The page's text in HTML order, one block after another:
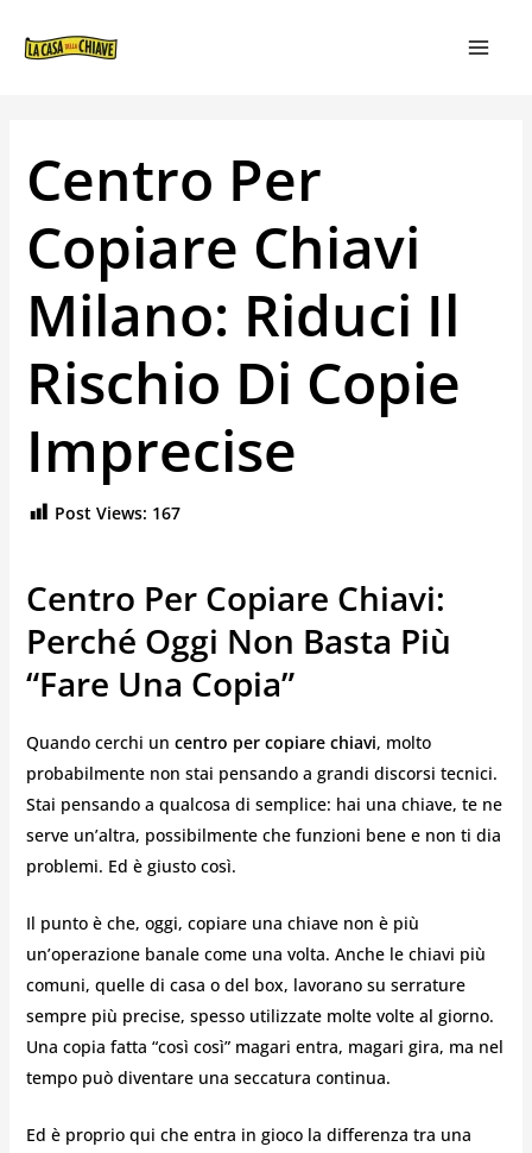
Centro Per
Copiare Chiavi
Milano: Riduci Il
Rischio Di Copie
Imprecise
Post Views: 167
Centro Per Copiare Chiavi:
Perché Oggi Non Basta Più
“fare Una Copia”
Quando cerchi un centro per copiare chiavi, molto
probabilmente non stai pensando a grandi discorsi tecnici.
Stai pensando a qualcosa di semplice: hai una chiave, te ne
serve un’altra, possibilmente che funzioni bene e non ti dia
problemi. Ed è giusto così.
Il punto è che, oggi, copiare una chiave non è più
un’operazione banale come una volta. Anche le chiavi più
comuni, quelle di casa o del box, lavorano su serrature
sempre più precise, spesso utilizzate molte volte al giorno.
Una copia fatta “così così” magari entra, magari gira, ma nel
tempo può diventare una seccatura continua.
Ed è proprio qui che entra in gioco la differenza tra una
ARTICOLI